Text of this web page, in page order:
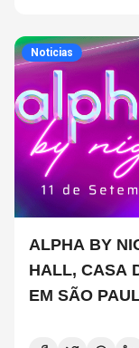
Noticias
ALPHA BY
HALL, CASA
EM SÃO